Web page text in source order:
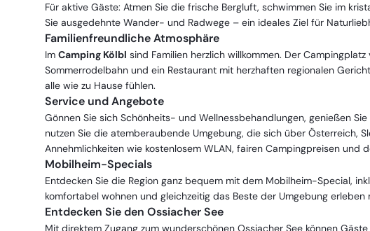
Für aktive Gäste: Atmen Sie die frische Bergluft, schwimmen Sie im
Sie ausgedehnte Wander- und Radwege – ein ideales Ziel für
Familienfreundliche Atmosphäre
Im Camping Kölbl sind Familien herzlich willkommen. Der
Sommerrodelbahn und ein Restaurant mit herzhaften regionalen
alle wie zu Hause fühlen.
Service und Angebote
Gönnen Sie sich Schönheits- und Wellnessbehandlungen, genießen
nutzen Sie die atemberaubende Umgebung, die sich über Österreich,
Annehmlichkeiten wie kostenlosem WLAN, fairen Campingpreisen und
Mobilheim-Specials
Entdecken Sie die Region ganz bequem mit dem Mobilheim-Special,
komfortabel wohnen und gleichzeitig das Beste der Umgebung erleben
Entdecken Sie den Ossiacher See
Mit direktem Zugang zum wunderschönen Ossiacher See können